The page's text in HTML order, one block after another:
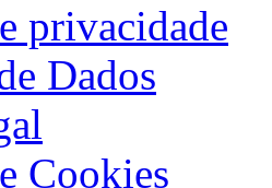
privacidade
Dados
Cookies